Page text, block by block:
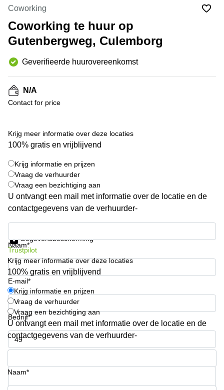
Hengelo
Hilversum
Hoofddorp
Deventer
Rotterdam
Tiel
Amsterdam
Bodegraven-
Reeuwijk
Business
center
Arnhem
Business
Westpoort
Business
Den
Haag
Coworking
space
Breda
Coworking
Kantoorruimte
in Arnhem
Coworking
space
Hilversum
Coworking
space
Zwolle
Coworking
Kantoor
Coworking
Coworking te huur op
Gutenbergweg, Culemborg
Geverifieerde huurovereenkomst
N/A
Contact for price
Krijg meer informatie over deze locaties
100% gratis en vrijblijvend
Krijg informatie en prijzen
Vraag de verhuurder
Vraag een bezichtiging aan
U ontvangt een mail met informatie over de locatie en de
contactgegevens van de verhuurder-
Naam*
E-mail*
Bedrijf*
Telefoonnummer*
Gegevensbescherming
Trustpilot
Krijg meer informatie over deze locaties
100% gratis en vrijblijvend
Krijg informatie en prijzen
Vraag de verhuurder
Vraag een bezichtiging aan
U ontvangt een mail met informatie over de locatie en de
contactgegevens van de verhuurder-
Naam*